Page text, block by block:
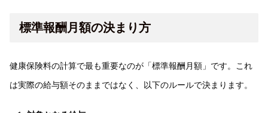
標準報酬月額の決まり方
健康保険料の計算で最も重要なのが「標準報酬月額」です。これ
は実際の給与額そのままではなく、以下のルールで決まります。